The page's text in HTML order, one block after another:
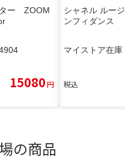
ー ZOOM
15080円
シャネル ルー
ンフィダンス
マイストア在庫
税込
の商品